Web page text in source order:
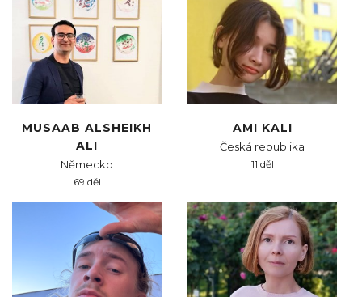
MUSAAB ALSHEIKH
ALI
Německo
69 děl
AMI KALI
Česká republika
11 děl